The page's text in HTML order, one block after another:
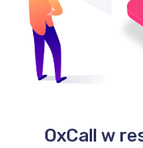
OxCall w